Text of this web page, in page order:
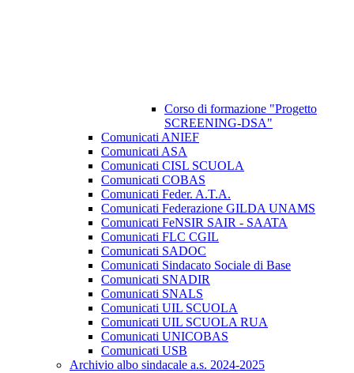
Corso di formazione "Progetto
SCREENING-DSA"
Comunicati ANIEF
Comunicati ASA
Comunicati CISL SCUOLA
Comunicati COBAS
Comunicati Feder. A.T.A.
Comunicati Federazione GILDA UNAMS
Comunicati FeNSIR SAIR - SAATA
Comunicati FLC CGIL
Comunicati SADOC
Comunicati Sindacato Sociale di Base
Comunicati SNADIR
Comunicati SNALS
Comunicati UIL SCUOLA
Comunicati UIL SCUOLA RUA
Comunicati UNICOBAS
Comunicati USB
Archivio albo sindacale a.s. 2024-2025